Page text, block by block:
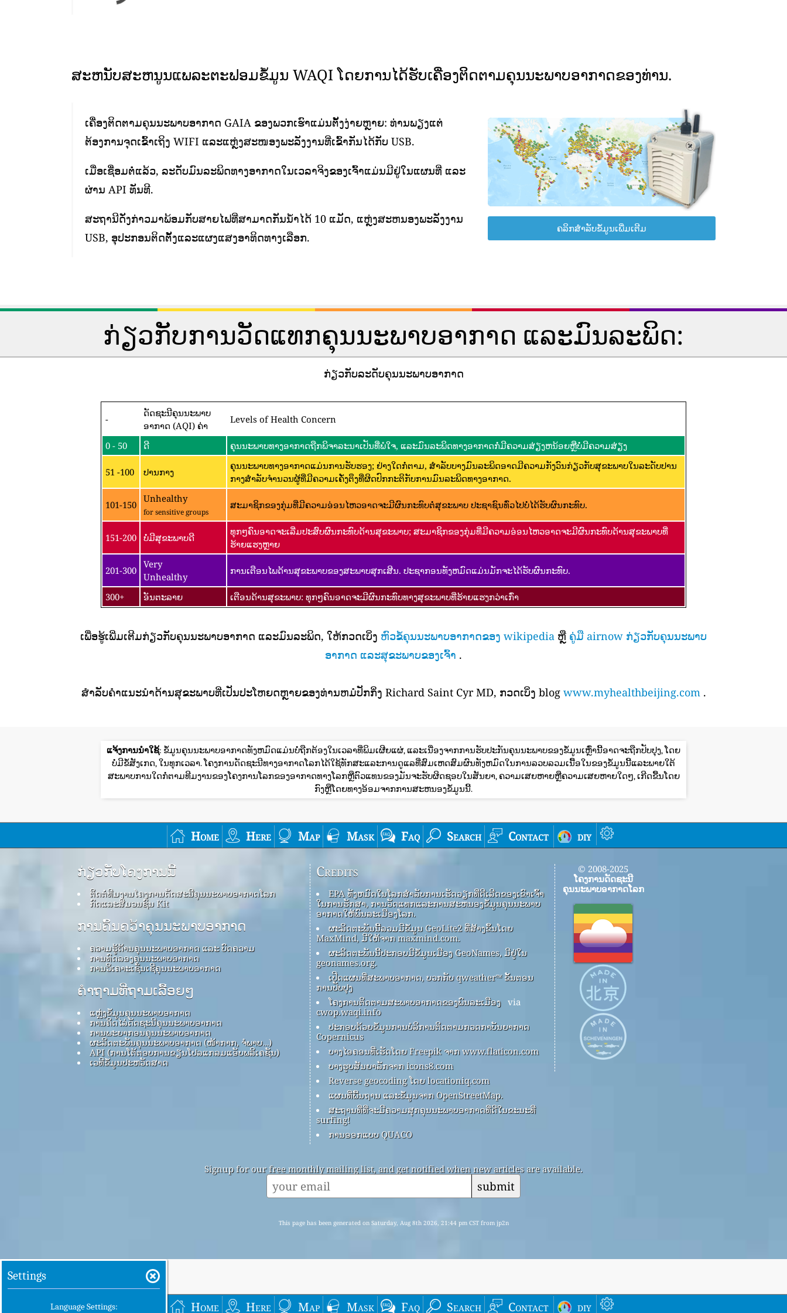
Home Here Map Mask Faq Search Contact diy
ສະຫນັບສະຫນູນແພລະຕະຟອມຂໍ້ມູນ WAQI ໂດຍການໄດ້ຮັບເຄື່ອງຕິດຕາມຄຸນນະພາບອາກາດຂອງທ່ານ.
ເຄື່ອງຕິດຕາມຄຸນນະພາບອາກາດ GAIA ຂອງພວກເຮົາແມ່ນຕັ້ງງ່າຍຫຼາຍ: ທ່ານພຽງແຕ່
ຕ້ອງການຈຸດເຂົ້າເຖິງ WIFI ແລະແຫຼ່ງສະໜອງພະລັງງານທີ່ເຂົ້າກັນໄດ້ກັບ USB.
ເມື່ອເຊື່ອມຕໍ່ແລ້ວ, ລະດັບມົນລະພິດທາງອາກາດໃນເວລາຈິງຂອງເຈົ້າແມ່ນມີຢູ່ໃນແຜນທີ່ ແລະ
ຜ່ານ API ທັນທີ.
ສະຖານີດັ່ງກ່າວມາພ້ອມກັບສາຍໄຟທີ່ສາມາດກັນນ້ໍາໄດ້ 10 ແມັດ, ແຫຼ່ງສະຫນອງພະລັງງານ
USB, ອຸປະກອນຕິດຕັ້ງແລະແຜງແສງອາທິດທາງເລືອກ.
ຄລິກສຳລັບຂໍ້ມູນເພີ່ມເຕີມ
ກ່ຽວກັບການວັດແທກຄຸນນະພາບອາກາດ ແລະມົນລະພິດ:
ກ່ຽວກັບລະດັບຄຸນນະພາບອາກາດ
-
ດັດຊະນີຄຸນນະພາບ
ອາກາດ (AQI) ຄ່າ
Levels of Health Concern
0 - 50 ດີ ຄຸນນະພາບທາງອາກາດຖືກພິຈາລະນາເປັນທີ່ພໍໃຈ, ແລະມົນລະພິດທາງອາກາດກໍ່ມີຄວາມສ່ຽງຫນ້ອຍຫຼືບໍ່ມີຄວາມສ່ຽງ
51 -100 ປານກາງ
ຄຸນນະພາບທາງອາກາດແມ່ນການຮັບຮອງ; ຢ່າງໃດກໍ່ຕາມ, ສໍາລັບບາງມົນລະພິດອາດມີຄວາມກັງວົນກ່ຽວກັບສຸຂະພາບໃນລະດັບປານ
ກາງສໍາລັບຈໍານວນຜູ້ທີ່ມີຄວາມເຄັ່ງຕຶງທີ່ຜິດປົກກະຕິກັບການມົນລະພິດທາງອາກາດ.
101-150
Unhealthy
for sensitive groups
ສະມາຊິກຂອງກຸ່ມທີ່ມີຄວາມອ່ອນໄຫວອາດຈະມີຜົນກະທົບຕໍ່ສຸຂະພາບ ປະຊາຊົນທົ່ວໄປບໍ່ໄດ້ຮັບຜົນກະທົບ.
151-200 ບໍ່ມີສຸຂະພາບດີ
ທຸກໆຄົນອາດຈະເລີ່ມປະສົບຜົນກະທົບດ້ານສຸຂະພາບ; ສະມາຊິກຂອງກຸ່ມທີ່ມີຄວາມອ່ອນໄຫວອາດຈະມີຜົນກະທົບດ້ານສຸຂະພາບທີ່
ຮ້າຍແຮງຫຼາຍ
201-300
Very
Unhealthy
ການເຕືອນໄພດ້ານສຸຂະພາບຂອງສະພາບສຸກເສີນ. ປະຊາກອນທັງຫມົດແມ່ນມັກຈະໄດ້ຮັບຜົນກະທົບ.
300+ ອັນຕະລາຍ ເຕືອນດ້ານສຸຂະພາບ: ທຸກໆຄົນອາດຈະມີຜົນກະທົບທາງສຸຂະພາບທີ່ຮ້າຍແຮງກວ່າເກົ່າ
ເພື່ອຮູ້ເພີ່ມເຕີມກ່ຽວກັບຄຸນນະພາບອາກາດ ແລະມົນລະພິດ, ໃຫ້ກວດເບິ່ງ ຫົວຂໍ້ຄຸນນະພາບອາກາດຂອງ wikipedia ຫຼື ຄູ່ມື airnow ກ່ຽວກັບຄຸນນະພາບ
ອາກາດ ແລະສຸຂະພາບຂອງເຈົ້າ .
ສໍາລັບຄໍາແນະນໍາດ້ານສຸຂະພາບທີ່ເປັນປະໂຫຍດຫຼາຍຂອງທ່ານຫມໍປັກກິ່ງ Richard Saint Cyr MD, ກວດເບິ່ງ blog www.myhealthbeijing.com.
ແຈ້ງການນໍາໃຊ້: ຂໍ້ມູນຄຸນນະພາບອາກາດທັງຫມົດແມ່ນບໍ່ຖືກຕ້ອງໃນເວລາທີ່ພິມເຜີຍແຜ່, ແລະເນື່ອງຈາກການຮັບປະກັນຄຸນນະພາບຂອງຂໍ້ມູນເຫຼົ່ານີ້ອາດຈະຖືກປັບປຸງ, ໂດຍ
ບໍ່ມີຂໍ້ສັງເກດ, ໃນທຸກເວລາ. ໂຄງການດັດຊະນີທາງອາກາດໂລກໄດ້ໃຊ້ທັກສະແລະການດູແລທີ່ສົມເຫດສົມຜົນທັງຫມົດໃນການລວບລວມເນື້ອໃນຂອງຂໍ້ມູນນີ້ແລະພາຍໃຕ້
ສະພາບການໃດກໍ່ຕາມທີມງານຂອງໂຄງການໂລກຂອງອາກາດທາງໂລກຫຼືຕົວແທນຂອງມັນຈະຮັບຜິດຊອບໃນສັນຍາ, ຄວາມເສຍຫາຍຫຼືຄວາມເສຍຫາຍໃດໆ, ເກີດຂື້ນໂດຍ
ກົງຫຼືໂດຍທາງອ້ອມຈາກການສະຫນອງຂໍ້ມູນນີ້.
Home Here Map Mask Faq Search Contact diy
ກ່ຽວກັບໂຄງການນີ້
ຕິດຕໍ່ທີມງານໂຄງການດັດສະນີຄຸນນະພາບອາກາດໂລກ
ກົດ​ແລະ​ສື່​ມວນ​ຊົນ Kit
ການຄົ້ນຄວ້າຄຸນນະພາບອາກາດ
ຄວາມຮູ້ດ້ານຄຸນນະພາບອາກາດ ແລະ ບົດຄວາມ
ການທົດລອງຄຸນນະພາບອາກາດ
ການວິເຄາະເຊັນເຊີຄຸນນະພາບອາກາດ
ຄໍາຖາມທີ່ຖາມເລື້ອຍໆ
ແຫຼ່ງຂໍ້ມູນຄຸນນະພາບອາກາດ
ການຄິດໄລ່ດັດຊະນີຄຸນນະພາບອາກາດ
ການພະຍາກອນຄຸນນະພາບອາກາດ
ຜະລິດຕະພັນຄຸນນະພາບອາກາດ (ໜ້າກາກ, ຈໍພາບ…)
API (ການໂຕ້ຕອບການຂຽນໂປລແກລມແອັບພລິເຄຊັນ)
ເວທີຂໍ້ມູນປະຫວັດສາດ
Credits
EPA ທັງ​ຫມົດ​ໃນ​ໂລກ​ສໍາ​ລັບ​ການ​ເຮັດ​ວຽກ​ທີ່​ດີ​ເລີດ​ຂອງ​ເຂົາ​ເຈົ້າ​
ໃນ​ການ​ຮັກ​ສາ​, ການ​ວັດ​ແທກ​ແລະ​ການ​ສະ​ຫນອງ​ຂໍ້​ມູນ​ຄຸນ​ນະ​ພາບ​
ອາ​ກາດ​ໃຫ້​ພົນ​ລະ​ເມືອງ​ໂລກ​.
ຜະລິດຕະພັນນີ້ລວມມີຂໍ້ມູນ GeoLite2 ທີ່ສ້າງຂຶ້ນໂດຍ
MaxMind, ມີໃຫ້ຈາກ maxmind.com.
ຜະລິດຕະພັນນີ້ປະກອບມີຂໍ້ມູນເມືອງ GeoNames, ມີຢູ່ໃນ
geonames.org.
ເປີດແຜນທີ່ສະພາບອາກາດ, ບວກກັບ qweather™ ຂັ້ນຕອນ
ການປັບປຸງ
ໂຄງການຕິດຕາມສະພາບອາກາດຂອງພົນລະເມືອງ via
cwop.waqi.info
ປະກອບດ້ວຍຂໍ້ມູນການບໍລິການຕິດຕາມກວດກາບັນຍາກາດ
Copernicus
ບາງໄອຄອນທີ່ເຮັດໂດຍ Freepik ຈາກ www.flaticon.com
ບາງຮູບສັນຍາລັກຈາກ icons8.com
Reverse geocoding ໂດຍ locationiq.com
ແຜນທີ່ພື້ນຖານ ແລະຂໍ້ມູນຈາກ OpenStreetMap.
ສະຖານທີ່ທີ່ຈະມີຄວາມສຸກຄຸນນະພາບອາກາດທີ່ດີໃນຂະນະທີ່
surfing!
ການອອກແບບ QUACO
© 2008-2025
ໂຄງການດັດຊະນີ
ຄຸນນະພາບອາກາດໂລກ
Signup for our free monthly mailing list, and get notified when new articles are available.
submit
This page has been generated on Saturday, Aug 8th 2026, 21:44 pm CST from jp2n
Settings
Language Settings: